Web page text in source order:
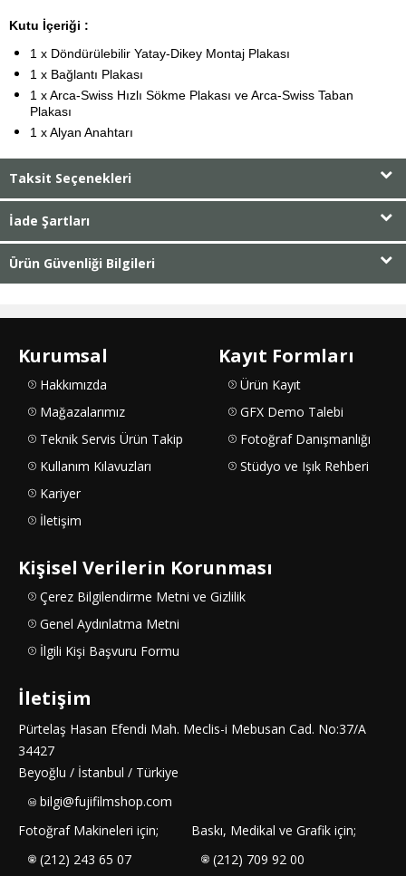
Kutu İçeriği :
1 x Döndürülebilir Yatay-Dikey Montaj Plakası
1 x Bağlantı Plakası
1 x Arca-Swiss Hızlı Sökme Plakası ve Arca-Swiss Taban
Plakası
1 x Alyan Anahtarı
Taksit Seçenekleri
İade Şartları
Ürün Güvenliği Bilgileri
Kurumsal
Hakkımızda
Mağazalarımız
Teknik Servis Ürün Takip
Kullanım Kılavuzları
Kariyer
İletişim
Kayıt Formları
Ürün Kayıt
GFX Demo Talebi
Fotoğraf Danışmanlığı
Stüdyo ve Işık Rehberi
Kişisel Verilerin Korunması
Çerez Bilgilendirme Metni ve Gizlilik
Genel Aydınlatma Metni
İlgili Kişi Başvuru Formu
İletişim
Pürtelaş Hasan Efendi Mah. Meclis-i Mebusan Cad. No:37/A
34427
Beyoğlu / İstanbul / Türkiye
bilgi@fujifilmshop.com
Fotoğraf Makineleri için;
(212) 243 65 07
Baskı, Medikal ve Grafik için;
(212) 709 92 00